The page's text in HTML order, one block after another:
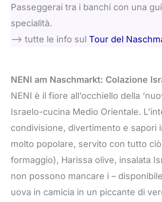
Passeggerai tra i banchi con una
specialità.
–> tutte le info sul Tour del
NENI am Naschmarkt: Colazione
NENI è il fiore all’occhiello della
Israelo-cucina Medio Orientale.
condivisione, divertimento e sapori
molto popolare, servito con tutto
formaggio), Harissa olive, insalata
non possono mancare i –
uova in camicia in un piccante di